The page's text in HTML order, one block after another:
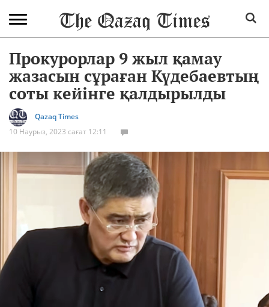
Прокурорлар 9 жыл қамау
жазасын сұраған Күдебаевтың
соты кейінге қалдырылды
Qazaq Times
10 Наурыз, 2023 сағат 12:11